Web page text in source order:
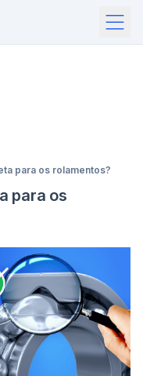
para os rolamentos?
para os